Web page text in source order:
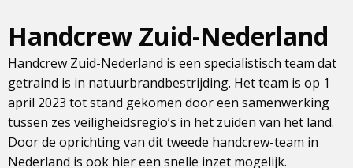
Handcrew Zuid-Nederland
Handcrew Zuid-Nederland is een specialistisch team dat
getraind is in natuurbrandbestrijding. Het team is op 1
april 2023 tot stand gekomen door een samenwerking
tussen zes veiligheidsregio’s in het zuiden van het land.
Door de oprichting van dit tweede handcrew-team in
Nederland is ook hier een snelle inzet mogelijk.